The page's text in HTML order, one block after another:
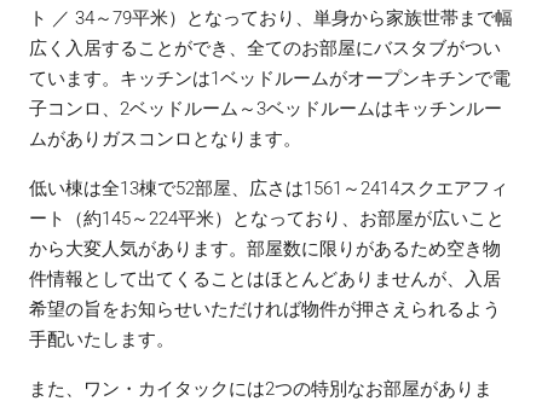
ト ／ 34～79平米）となっており、単身から家族世帯まで幅
広く入居することができ、全てのお部屋にバスタブがつい
ています。キッチンは1ベッドルームがオープンキチンで電
子コンロ、2ベッドルーム～3ベッドルームはキッチンルー
ムがありガスコンロとなります。
低い棟は全13棟で52部屋、広さは1561～2414スクエアフィ
ート（約145～224平米）となっており、お部屋が広いこと
から大変人気があります。部屋数に限りがあるため空き物
件情報として出てくることはほとんどありませんが、入居
希望の旨をお知らせいただければ物件が押さえられるよう
手配いたします。
また、ワン・カイタックには2つの特別なお部屋がありま